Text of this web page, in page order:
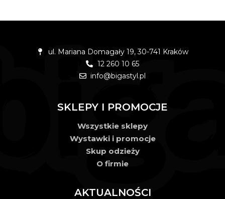
ul. Mariana Domagały 19, 30-741 Kraków
12 260 10 65
info@bigastyl.pl
SKLEPY I PROMOCJE
Wszystkie sklepy
Wystawki i promocje
Skup odzieży
O firmie
AKTUALNOŚCI